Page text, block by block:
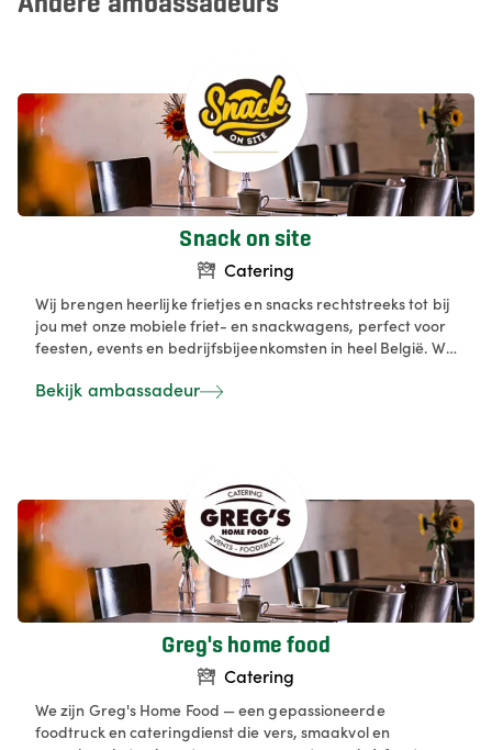
Snack on site
Catering
Wij brengen heerlijke frietjes en snacks rechtstreeks tot bij
jou met onze mobiele friet- en snackwagens, perfect voor
feesten, events en bedrijfsbijeenkomsten in heel België. We
verschillende formules, van klassiek tot onbeperkt, zodat
uitgebreide netwerk van betrouwbare partners
garanderen we kwaliteit, flexibiliteit en een smakelijke
ervaring voor al jouw gasten. Friet en snacks op locatie met
een mobiel frietkot van Snack on site in heel België!
Onbeperkt verse friet op locatie. We werken met lokale
partijen en bakkers.
Bekijk ambassadeur
Greg's home food
Catering
We zijn Greg's Home Food — een gepassioneerde
foodtruck en cateringdienst die vers, smaakvol en